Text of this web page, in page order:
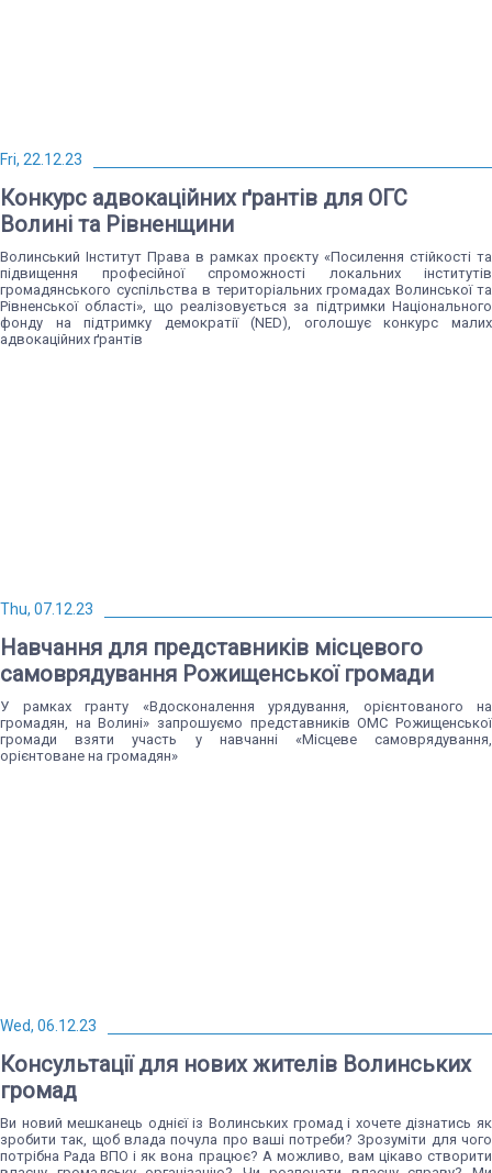
Fri, 22.12.23
Конкурс адвокаційних ґрантів для ОГС
Волині та Рівненщини
Волинський Інститут Права в рамках проєкту «Посилення стійкості та
підвищення професійної спроможності локальних інститутів
громадянського суспільства в територіальних громадах Волинської та
Рівненської області», що реалізовується за підтримки Національного
фонду на підтримку демократії (NED), оголошує конкурс малих
адвокаційних ґрантів
Thu, 07.12.23
Навчання для представників місцевого
самоврядування Рожищенської громади
У рамках гранту «Вдосконалення урядування, орієнтованого на
громадян, на Волині» запрошуємо представників ОМС Рожищенської
громади взяти участь у навчанні «Місцеве самоврядування,
орієнтоване на громадян»
Wed, 06.12.23
Консультації для нових жителів Волинських
громад
Ви новий мешканець однієї із Волинських громад і хочете дізнатись як
зробити так, щоб влада почула про ваші потреби? Зрозуміти для чого
потрібна Рада ВПО і як вона працює? А можливо, вам цікаво створити